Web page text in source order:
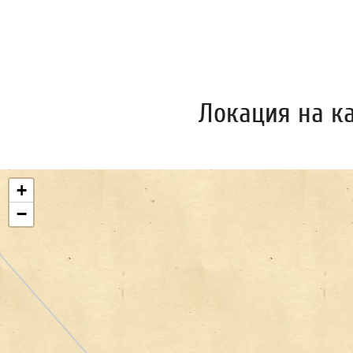
Локация на
+
−